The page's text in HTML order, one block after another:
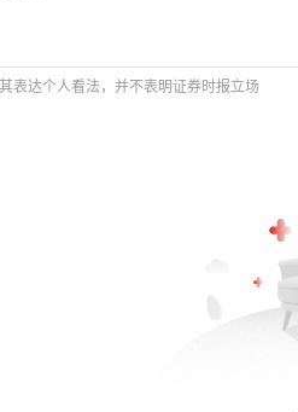
表达个人看法，并不表明证券时报立场